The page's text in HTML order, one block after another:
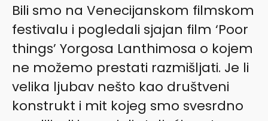
Bili smo na Venecijanskom filmskom
festivalu i pogledali sjajan film ‘Poor
things’ Yorgosa Lanthimosa o kojem
ne možemo prestati razmišljati. Je li
velika ljubav nešto kao društveni
konstrukt i mit kojeg smo svesrdno